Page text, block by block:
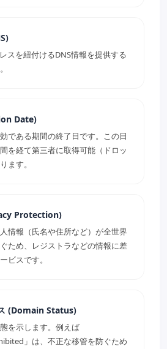
スを紐付けるDNS情報を提供する
Date)
である期間の終了日です。この日
を経て第三者に取得可能（ドロッ
ます。
Protection)
情報（氏名や住所など）が全世界
ため、レジストラなどの情報に差
ビスです。
(Domain Status)
を示します。例えば
」は、不正な移管を防ぐため